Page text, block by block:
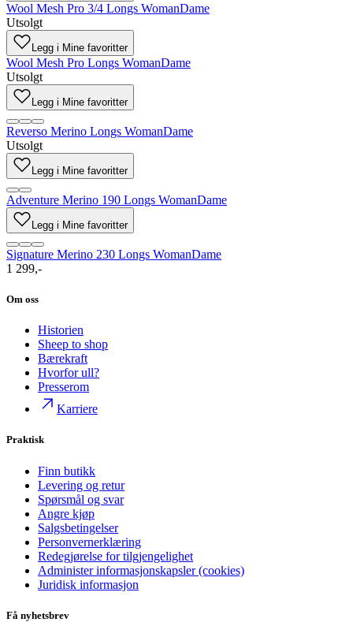
Wool Mesh Pro 3/4 Longs WomanDame
Utsolgt
Legg i Mine favoritter
Wool Mesh Pro Longs WomanDame
Utsolgt
Legg i Mine favoritter
Reverso Merino Longs WomanDame
Utsolgt
Legg i Mine favoritter
Adventure Merino 190 Longs WomanDame
Legg i Mine favoritter
Signature Merino 230 Longs WomanDame
1 299,-
Om oss
Historien
Sheep to shop
Bærekraft
Hvorfor ull?
Presserom
Karriere
Praktisk
Finn butikk
Levering og retur
Spørsmål og svar
Angre kjøp
Salgsbetingelser
Personvernerklæring
Redegjørelse for tilgjengelighet
Administer informasjonskapsler (cookies)
Juridisk informasjon
Få nyhetsbrev